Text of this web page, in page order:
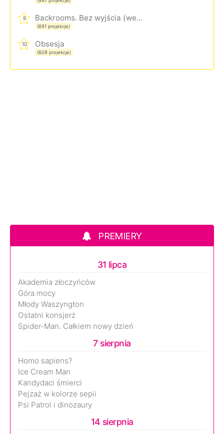
9 Backrooms. Bez wyjścia (wersja rozszerzona)
(691 projekcje)
10 Obsesja
(609 projekcje)
PREMIERY
31 lipca
Akademia złoczyńców
Góra mocy
Młody Waszyngton
Ostatni konsjerż
Spider-Man. Całkiem nowy dzień
7 sierpnia
Homo sapiens?
Ice Cream Man
Kandydaci śmierci
Pejzaż w kolorze sepii
Psi Patrol i dinozaury
14 sierpnia